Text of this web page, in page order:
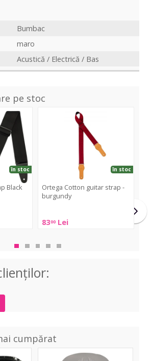
Bumbac
maro
Acustică / Electrică / Bas
pe stoc
Black
în stoc
Ortega Cotton guitar strap -
burgundy
8300 Lei
în stoc
Cotton
strap
burgundy
38
cumpărat